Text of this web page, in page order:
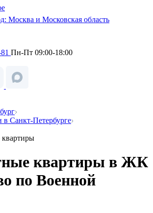
Москва и Московская область
Пн-Пт 09:00-18:00
в Санкт-Петербурге
квартиры в ЖК
по Военной